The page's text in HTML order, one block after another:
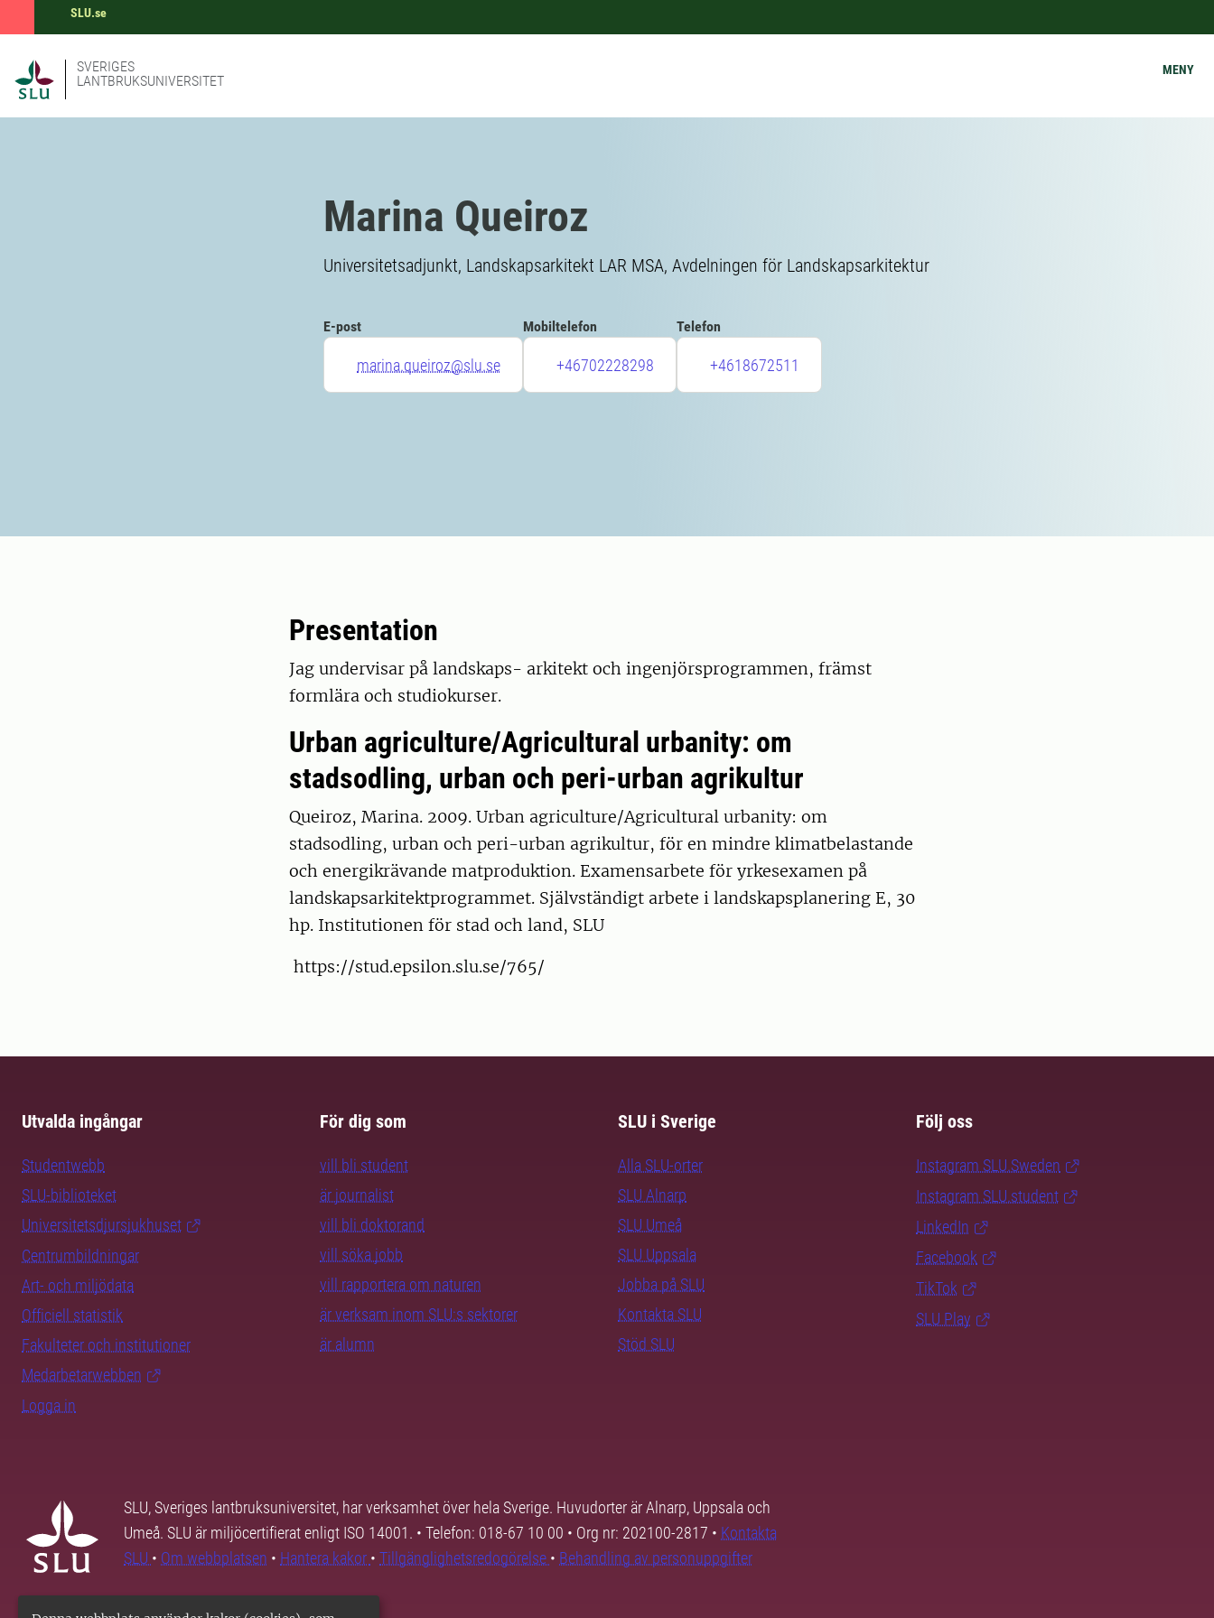
SLU.se
SVERIGES
LANTBRUKSUNIVERSITET
MENY
Marina Queiroz
Universitetsadjunkt, Landskapsarkitekt LAR MSA, Avdelningen för Landskapsarkitektur
E-post
marina.queiroz@slu.se
Mobiltelefon
+46702228298
Telefon
+4618672511
Presentation
Jag undervisar på landskaps- arkitekt och ingenjörsprogrammen, främst
formlära och studiokurser.
Urban agriculture/Agricultural urbanity: om
stadsodling, urban och peri-urban agrikultur
Queiroz, Marina. 2009. Urban agriculture/Agricultural urbanity: om
stadsodling, urban och peri-urban agrikultur, för en mindre klimatbelastande
och energikrävande matproduktion. Examensarbete för yrkesexamen på
landskapsarkitektprogrammet. Självständigt arbete i landskapsplanering E, 30
hp. Institutionen för stad och land, SLU
https://stud.epsilon.slu.se/765/
Utvalda ingångar
Studentwebb
SLU-biblioteket
Universitetsdjursjukhuset
Centrumbildningar
Art- och miljödata
Officiell statistik
Fakulteter och institutioner
Medarbetarwebben
Logga in
För dig som
vill bli student
är journalist
vill bli doktorand
vill söka jobb
vill rapportera om naturen
är verksam inom SLU:s sektorer
är alumn
SLU i Sverige
Alla SLU-orter
SLU Alnarp
SLU Umeå
SLU Uppsala
Jobba på SLU
Kontakta SLU
Stöd SLU
Följ oss
Instagram SLU.Sweden
Instagram SLU.student
LinkedIn
Facebook
TikTok
SLU Play
SLU, Sveriges lantbruksuniversitet, har verksamhet över hela Sverige. Huvudorter är Alnarp, Uppsala och
Umeå. SLU är miljöcertifierat enligt ISO 14001. • Telefon: 018-67 10 00 • Org nr: 202100-2817 • Kontakta
SLU • Om webbplatsen • Hantera kakor • Tillgänglighetsredogörelse • Behandling av personuppgifter